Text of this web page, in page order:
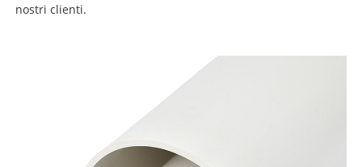
nostri clienti.